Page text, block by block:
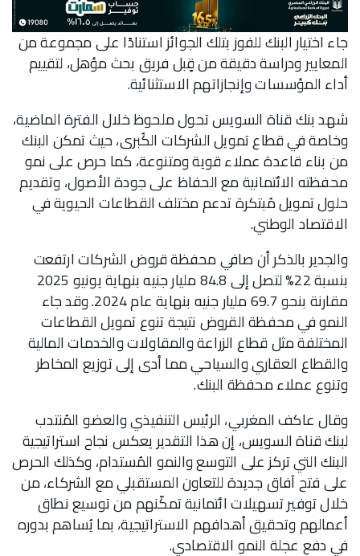
جاء اختيار البنك للفوز بتلك الجوائز استنادًا على مجموعة من
المعايير ودراسة دقيقة من قٍبل فريق بحث مؤهل، لتقييم
أداء المؤسسات وإنجازاتهم الاستثنائية.
شهد بنك قناة السويس تحول ملحوظ خلال الفترة الماضية،
وخاصة في قطاع تمويل الشركات الكُبرى، حيث تمكن البنك
من بناء قاعدة عملاء قوية ومتنوعة، كما حرص على نمو
محفظته الائتمانية مع الحفاظ على جودة الأصول، وتقديم
حلول تمويل مُبتكرة تدعم مختلف القطاعات الحيوية في
الاقتصاد الوطني.
والجدير بالذكر أن صافي محفظة قروض الشركات ارتفعت
بنسبة 22% لتصل إلى 84.8 مليار جنيه بنهاية يونيو 2025
مقارنة بنحو 69.7 مليار جنيه بنهاية عام 2024. وقد جاء
النمو في محفظة القروض نتيجة تنوع تمويل القطاعات
المختلفة مثل قطاع الزراعة والمقاولات والخدمات المالية
والقطاع العقاري والسياحي مما أدى إلى توزيع المخاطر
وتنوع عملاء محفظة البنك.
وقال عاكف المغربي، الرئيس التنفيذي والعضو المُنتدب
لبنك قناة السويس، إن هذا التقدير يعكس نجاح استراتيجية
البنك التي تركز على التوسع والنمو المُستدام، وكذلك الحرص
على فتح آفاق جديدة للتعاون المستقبلي مع الشركاء، من
خلال توفير تسهيلات ائتمانية تمكّنهم من توسيع نطاق
أعمالهم وتحقيق أهدافهم الاستراتيجية، بما يُساهم بدوره
في دفع عجلة النمو الاقتصادي.